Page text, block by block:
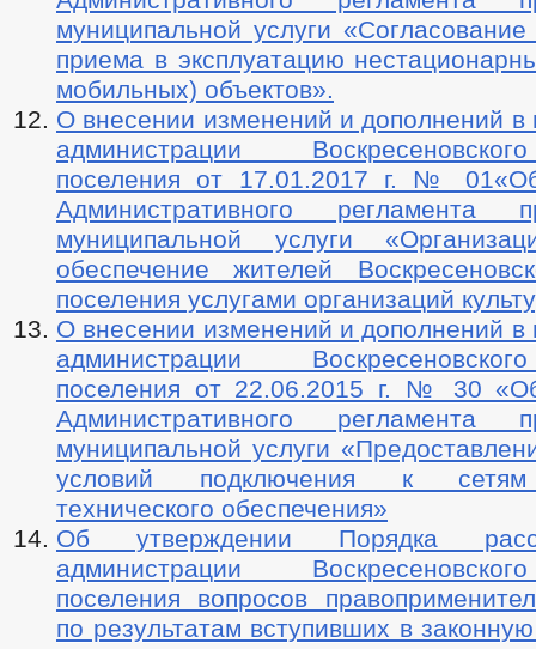
муниципальной услуги
приема в эксплуатацию
мобильных) объектов».
О внесении изменений и дополнений в
администрации
поселения от 17.01.2017 г. №
Административного регламента
муниципальной услуги
обеспечение жителей
поселения услугами организаций
О внесении изменений и дополнений в
администрации
поселения от 22.06.2015 г. № 30
Административного регламента
муниципальной услуги
условий подключения к сетям
технического обеспечения»
Об утверждении Порядка
администрации
поселения вопросов
по результатам вступивших в